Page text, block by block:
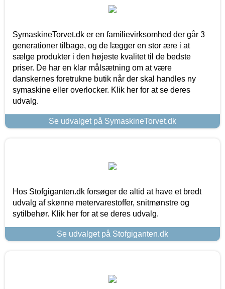
SymaskineTorvet.dk er en familievirksomhed der går 3
generationer tilbage, og de lægger en stor ære i at
sælge produkter i den højeste kvalitet til de bedste
priser. De har en klar målsætning om at være
danskernes foretrukne butik når der skal handles ny
symaskine eller overlocker. Klik her for at se deres
udvalg.
Se udvalget på SymaskineTorvet.dk
Hos Stofgiganten.dk forsøger de altid at have et bredt
udvalg af skønne metervarestoffer, snitmønstre og
sytilbehør. Klik her for at se deres udvalg.
Se udvalget på Stofgiganten.dk